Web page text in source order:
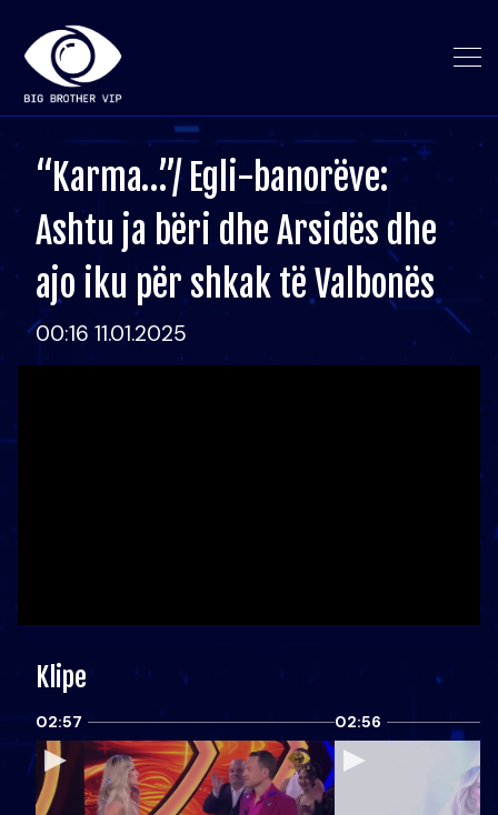
“Karma…”/ Egli-banorëve:
Ashtu ja bëri dhe Arsidës dhe
ajo iku për shkak të Valbonës
00:16 11.01.2025
Klipe
02:57 02:56